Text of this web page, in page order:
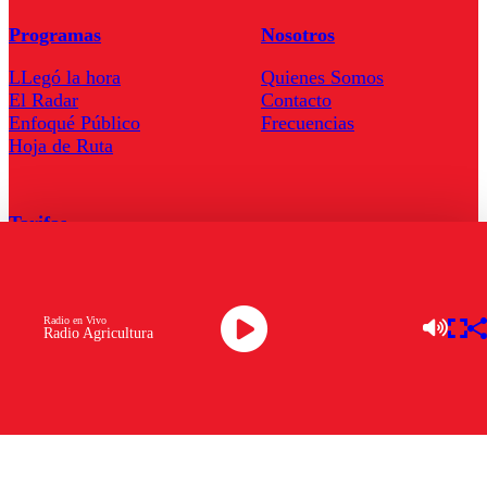
Radio Agricultura
Radio en Vivo
Programas
LLegó la hora
El Radar
Enfoqué Público
Hoja de Ruta
Nosotros
Quienes Somos
Contacto
Frecuencias
Tarifas
Descarga la APP